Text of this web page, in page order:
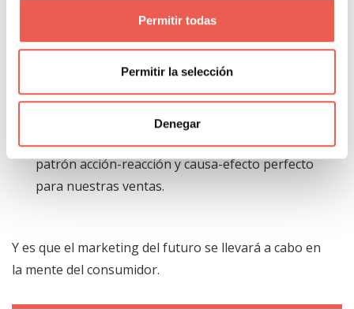
Permitir todas
Permitir la selección
Denegar
los del marketing tradicional.
Nos permite saber con más ciencia cierta las
manera las podemos cubrir rápidamente.
Con él podemos crear campañas que sigan el
patrón acción-reacción y causa-efecto perfecto
para nuestras ventas.
Y es que el marketing del futuro se llevará a cabo en
la mente del consumidor.